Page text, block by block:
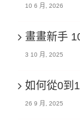
10 6 月, 2026
畫畫新手
3 10 月, 2025
如何從0到
26 9 月, 2025